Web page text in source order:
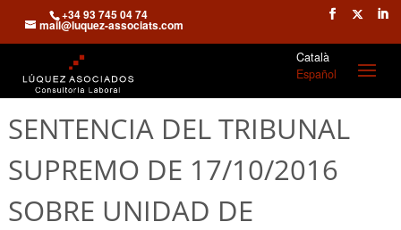
+34 93 745 04 74
mail@luquez-associats.com
Català
Español
SENTENCIA DEL TRIBUNAL
SUPREMO DE 17/10/2016
SOBRE UNIDAD DE